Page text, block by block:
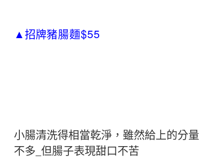
▲招牌豬腸麵$55
小腸清洗得相當乾淨，雖然給上的分量
不多_但腸子表現甜口不苦